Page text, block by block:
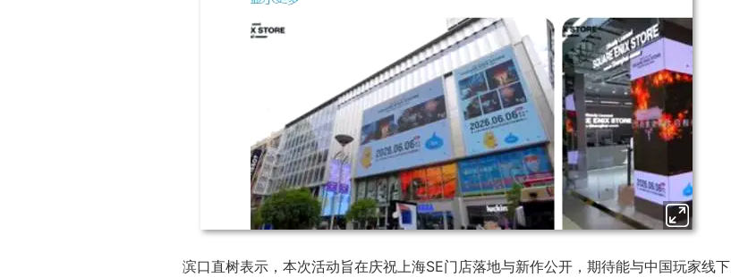
滨口直树表示，本次活动旨在庆祝上海SE门店落地与新作公开，期待能与中国玩家线